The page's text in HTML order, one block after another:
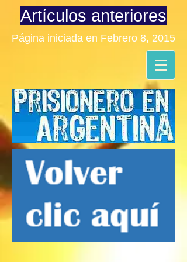
Artículos anteriores
Página iniciada en Febrero 8, 2015